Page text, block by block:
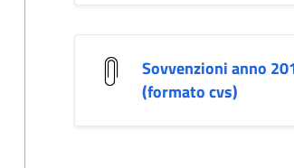
Sovvenzioni anno
(formato cvs)